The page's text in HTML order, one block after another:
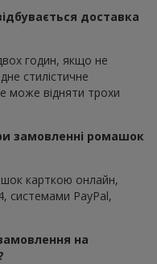
доставка
годин, якщо не
стилістичне
може відняти трохи
замовленні ромашок
карткою онлайн,
системами PayPal,
на